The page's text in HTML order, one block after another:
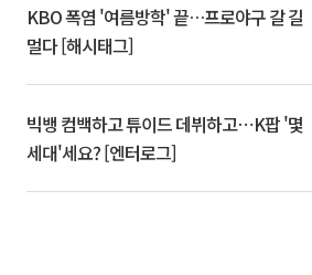
KBO 폭염 '여름방학' 끝…프로야구 갈 길
멀다 [해시태그]
빅뱅 컴백하고 튜이드 데뷔하고⋯K팝 '몇
세대'세요? [엔터로그]